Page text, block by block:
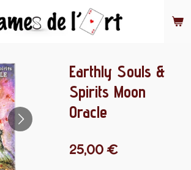
Earthly Souls &
Spirits Moon
Oracle
25,00 €